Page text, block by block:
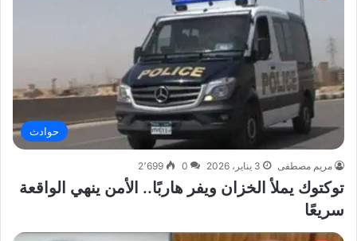
حوادث
مريم مصطفى 3 يناير، 2026 0 2٬699
توكتوك يملأ الخزان ويفر هاربًا.. الأمن ينهي الواقعة
سريعًا